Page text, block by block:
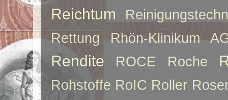
Reichtum
Rettung
Rhön-Klinikum
Rendite ROCE Roche
Rohstoffe RoIC Roller